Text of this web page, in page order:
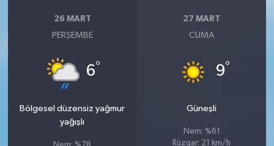
26 MART
PERŞEMBE
6°
Bölgesel düzensiz yağmur
yağışlı
27 MART
CUMA
9°
Güneşli
Nem: %61
Rüzgar: 21 km/h